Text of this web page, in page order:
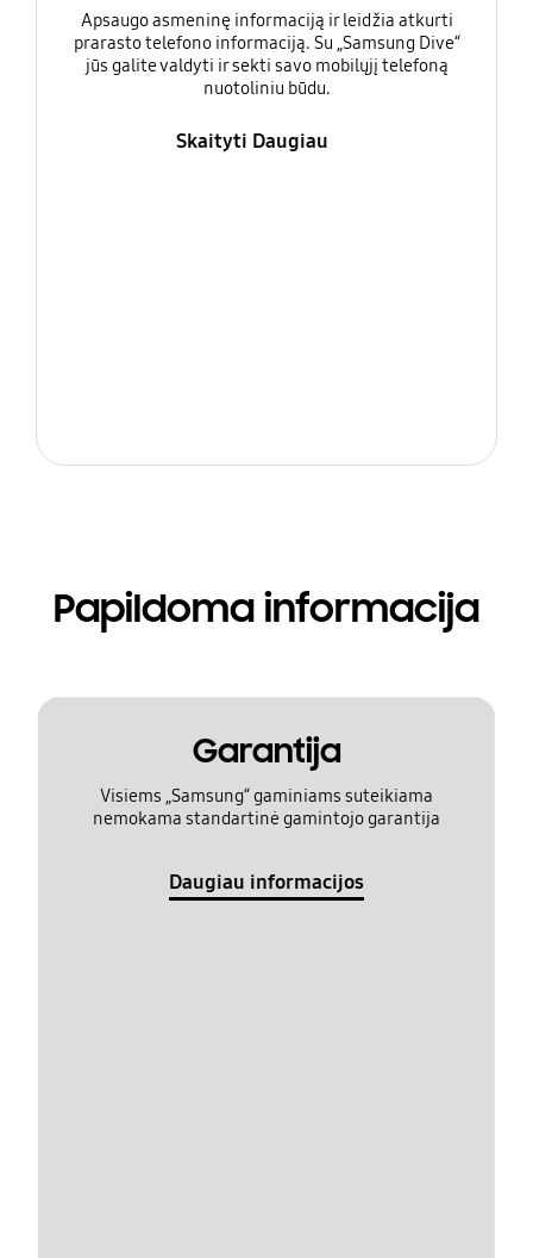
Apsaugo asmeninę informaciją ir leidžia atkurti
prarasto telefono informaciją. Su „Samsung Dive“
jūs galite valdyti ir sekti savo mobilųjį telefoną
nuotoliniu būdu.
Skaityti Daugiau
Papildoma informacija
Garantija
Visiems „Samsung“ gaminiams suteikiama
nemokama standartinė gamintojo garantija
Daugiau informacijos